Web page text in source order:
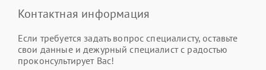
Контактная информация
Если требуется задать вопрос специалисту, оставьте
свои данные и дежурный специалист с радостью
проконсультирует Вас!